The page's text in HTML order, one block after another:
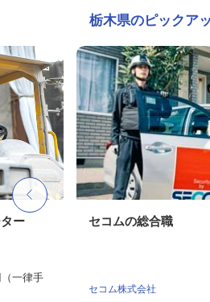
栃木県のピックア
ー
一律手
セコムの総合職
セコム株式会社